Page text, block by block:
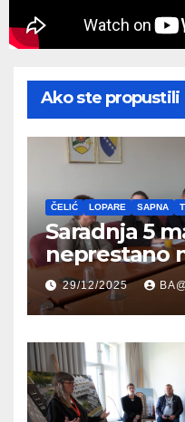
Ako ste propustili
ČELIĆ LOPARE SAPNA
Saradnja 5
neprestano
29/12/2025